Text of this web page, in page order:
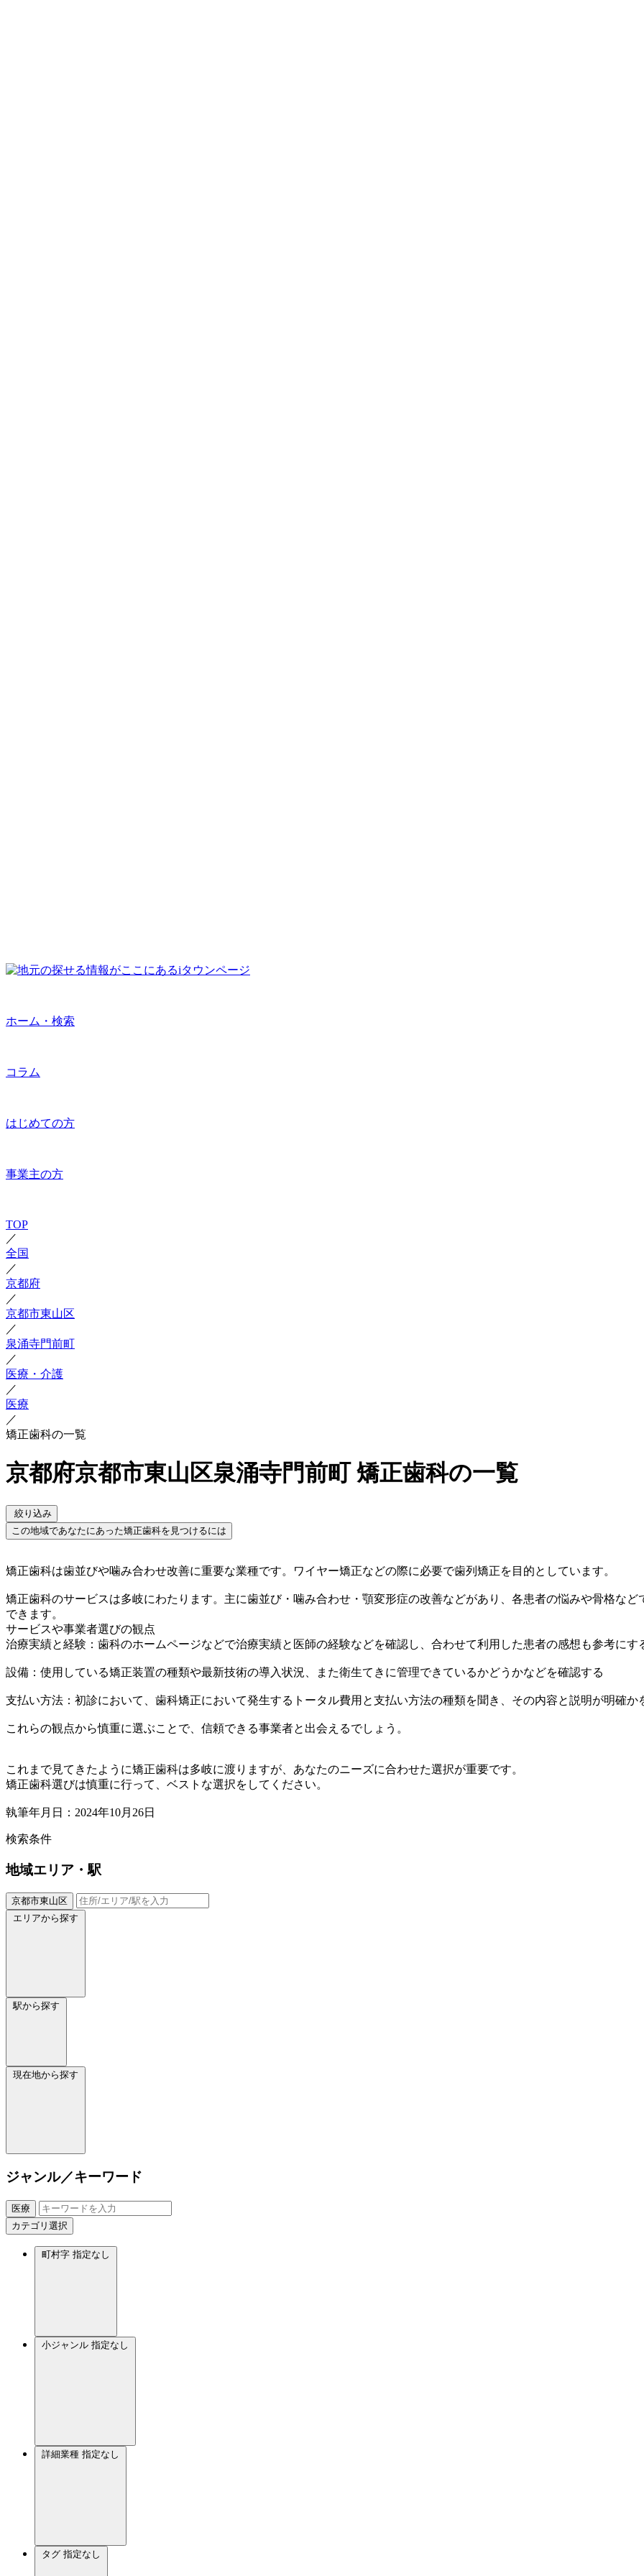
ホーム・検索
コラム
はじめての方
事業主の方
TOP
／
全国
／
京都府
／
京都市東山区
／
泉涌寺門前町
／
医療・介護
／
医療
／
矯正歯科の一覧
京都府京都市東山区泉涌寺門前町 矯正歯科の一覧
絞り込み
この地域であなたにあった矯正歯科を見つけるには
矯正歯科は歯並びや噛み合わせ改善に重要な業種です。ワイヤー矯正などの際に必要で歯列矯正を目的としています。
矯正歯科のサービスは多岐にわたります。主に歯並び・噛み合わせ・顎変形症の改善などがあり、各患者の悩みや骨格な
できます。
サービスや事業者選びの観点
治療実績と経験：歯科のホームページなどで治療実績と医師の経験などを確認し、合わせて利用した患者の感想も参考に
設備：使用している矯正装置の種類や最新技術の導入状況、また衛生てきに管理できているかどうかなどを確認する
支払い方法：初診において、歯科矯正において発生するトータル費用と支払い方法の種類を聞き、その内容と説明が明確か
これらの観点から慎重に選ぶことで、信頼できる事業者と出会えるでしょう。
これまで見てきたように矯正歯科は多岐に渡りますが、あなたのニーズに合わせた選択が重要です。
矯正歯科選びは慎重に行って、ベストな選択をしてください。
執筆年月日：2024年10月26日
検索条件
地域エリア・駅
京都市東山区
エリアから探す
駅から探す
現在地から探す
ジャンル／キーワード
医療
カテゴリ選択
町村字 指定なし
小ジャンル 指定なし
詳細業種 指定なし
タグ 指定なし